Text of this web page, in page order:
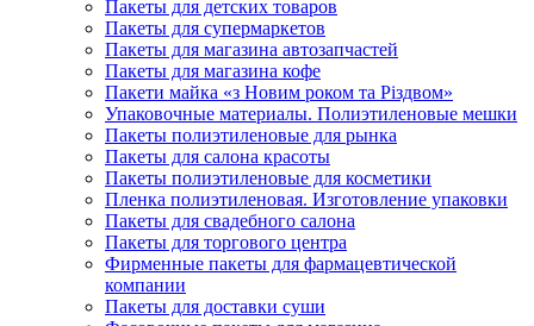
Пакеты для детских товаров
Пакеты для супермаркетов
Пакеты для магазина автозапчастей
Пакеты для магазина кофе
Пакети майка «з Новим роком та Різдвом»
Упаковочные материалы. Полиэтиленовые мешки
Пакеты полиэтиленовые для рынка
Пакеты для салона красоты
Пакеты полиэтиленовые для косметики
Пленка полиэтиленовая. Изготовление упаковки
Пакеты для свадебного салона
Пакеты для торгового центра
Фирменные пакеты для фармацевтической
компании
Пакеты для доставки суши